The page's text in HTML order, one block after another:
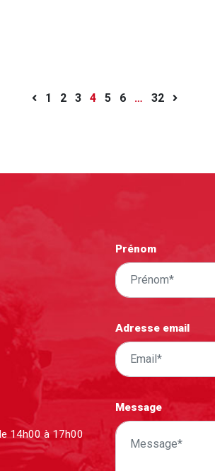
1 2 3 4 5 6 … 32
14h00 à 17h00
Prénom
Adresse email
Message